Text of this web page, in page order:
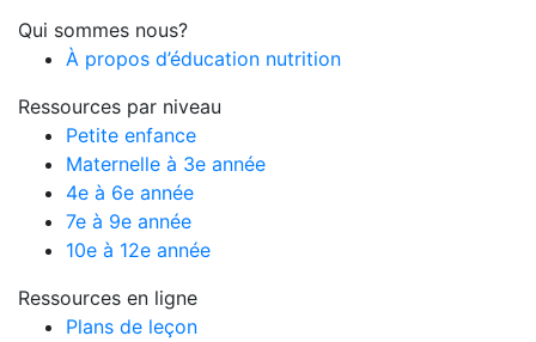
Qui sommes nous?
À propos d’éducation nutrition
Ressources par niveau
Petite enfance
Maternelle à 3e année
4e à 6e année
7e à 9e année
10e à 12e année
Ressources en ligne
Plans de leçon